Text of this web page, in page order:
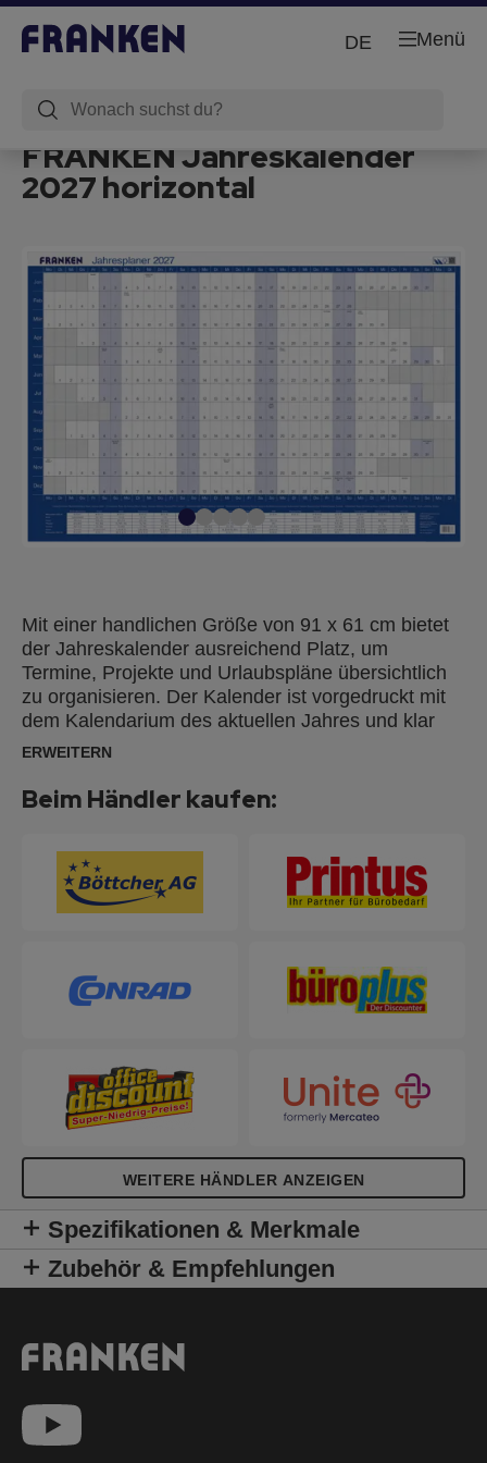
Menü
DE
FRANKEN Jahreskalender
2027 horizontal
Mit einer handlichen Größe von 91 x 61 cm bietet
der Jahreskalender ausreichend Platz, um
Termine, Projekte und Urlaubspläne übersichtlich
zu organisieren. Der Kalender ist vorgedruckt mit
dem Kalendarium des aktuellen Jahres und klar
strukturiert mit 12 horizontal angeordneten
ideal für den Einsatz im Büro oder zu Hause, wo
gekennzeichneten Feiertagen und einer Übersicht
über die Ferien der einzelnen Bundesländer. Die
laminierte Kartonoberfläche (130g/m²) eignet sich
überall verstauen bis er zum Einsatz kommt.
ERWEITERN
Beim Händler kaufen:
WEITERE HÄNDLER ANZEIGEN
Spezifikationen & Merkmale
Zubehör & Empfehlungen